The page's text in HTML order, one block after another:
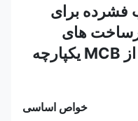
فشرده برای
های
ارتباطی با SPD حفاظت از MCB یکپارچه
خواص اساسی